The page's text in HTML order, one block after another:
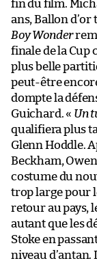
fin du film.
ans, Ballon d’or
Boy Wonder
finale de la Cup
plus belle
peut-être
dompte la
Guichard. « Un
qualifiera plus
Glenn Hoddle.
Beckham,
costume du
trop large pour
retour au pays,
autant que les
Stoke en
niveau d’antan.